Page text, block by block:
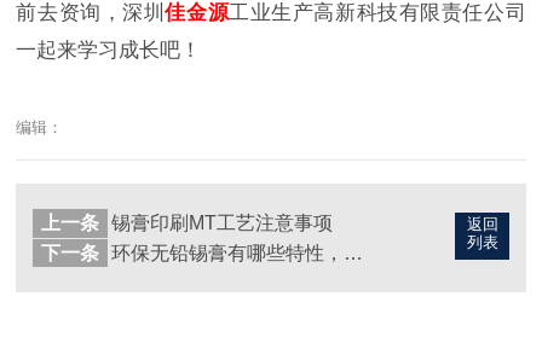
前去资询，深圳佳金源工业生产高新科技有限责任公司
一起来学习成长吧！
编辑：
返回
列表
上一条
锡膏印刷MT工艺注意事项
下一条
环保无铅锡膏有哪些特性，佳金源厂家告诉你：